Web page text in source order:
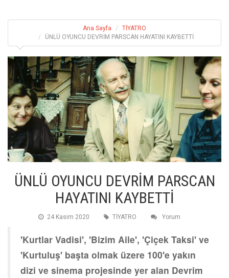
Ana Sayfa
TİYATRO
ÜNLÜ OYUNCU DEVRİM PARSCAN HAYATINI KAYBETTİ
ÜNLÜ OYUNCU DEVRİM PARSCAN
HAYATINI KAYBETTİ
24 Kasim 2020 TİYATRO Yorum
'Kurtlar Vadisi', 'Bizim Aile', 'Çiçek Taksi' ve
'Kurtuluş' başta olmak üzere 100'e yakın
dizi ve sinema projesinde yer alan Devrim